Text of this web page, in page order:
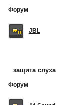
Форум
JBL
защита слуха
Форум